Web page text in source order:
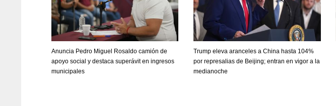
Anuncia Pedro Miguel Rosaldo camión de
apoyo social y destaca superávit en ingresos
municipales
Trump eleva aranceles a China hasta 104%
por represalias de Beijing; entran en vigor a la
medianoche